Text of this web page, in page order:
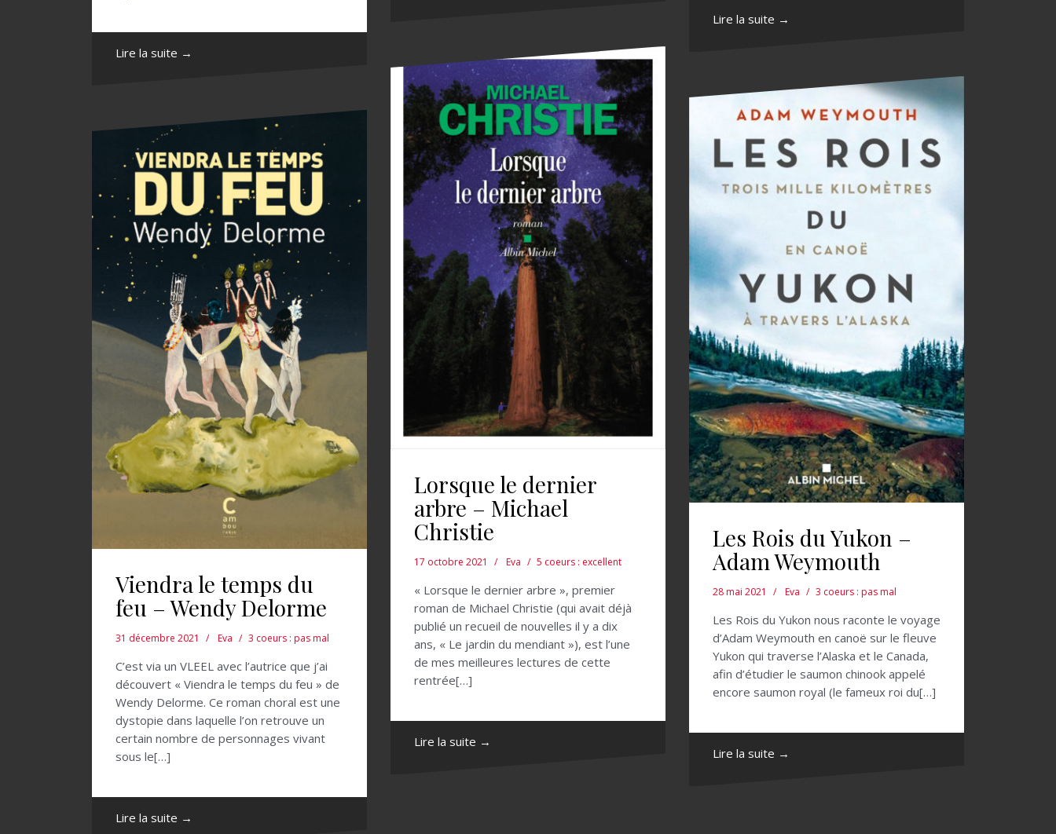
Lire la suite →
Lire la suite →
Viendra le temps du
feu – Wendy Delorme
31 décembre 2021 Eva 3 coeurs : pas mal
C’est via un VLEEL avec l’autrice que j’ai
découvert « Viendra le temps du feu » de
Wendy Delorme. Ce roman choral est une
dystopie dans laquelle l’on retrouve un
certain nombre de personnages vivant
sous le[…]
Lire la suite →
Lorsque le dernier
arbre – Michael
Christie
17 octobre 2021 Eva 5 coeurs : excellent
« Lorsque le dernier arbre », premier
roman de Michael Christie (qui avait déjà
publié un recueil de nouvelles il y a dix
ans, « Le jardin du mendiant »), est l’une
de mes meilleures lectures de cette
rentrée[…]
Lire la suite →
Les Rois du Yukon –
Adam Weymouth
28 mai 2021 Eva 3 coeurs : pas mal
Les Rois du Yukon nous raconte le voyage
d’Adam Weymouth en canoë sur le fleuve
Yukon qui traverse l’Alaska et le Canada,
afin d’étudier le saumon chinook appelé
encore saumon royal (le fameux roi du[…]
Lire la suite →